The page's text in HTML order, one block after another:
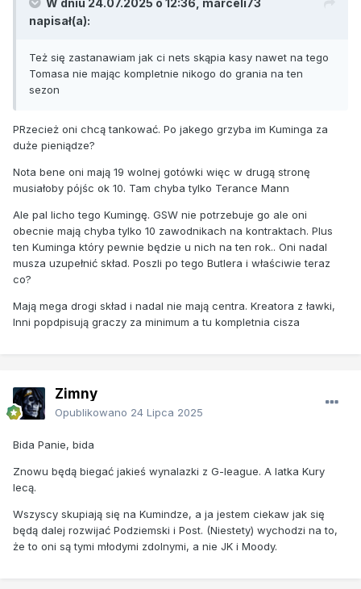
napisał(a):
Też się zastanawiam jak ci nets skąpia kasy nawet na tego
Tomasa nie mając kompletnie nikogo do grania na ten
sezon
PRzecież oni chcą tankować. Po jakego grzyba im Kuminga za
duże pieniądze?
Nota bene oni mają 19 wolnej gotówki więc w drugą stronę
musiałoby pójśc ok 10. Tam chyba tylko Terance Mann
Ale pal licho tego Kumingę. GSW nie potrzebuje go ale oni
obecnie mają chyba tylko 10 zawodnikach na kontraktach. Plus
ten Kuminga który pewnie będzie u nich na ten rok.. Oni nadal
musza uzupełnić skład. Poszli po tego Butlera i właściwie teraz
co?
Mają mega drogi skład i nadal nie mają centra. Kreatora z ławki,
Inni popdpisują graczy za minimum a tu kompletnia cisza
Zimny
Opublikowano 24 Lipca 2025
Bida Panie, bida
Znowu będą biegać jakieś wynalazki z G-league. A latka Kury
lecą.
Wszyscy skupiają się na Kumindze, a ja jestem ciekaw jak się
będą dalej rozwijać Podziemski i Post. (Niestety) wychodzi na to,
że to oni są tymi młodymi zdolnymi, a nie JK i Moody.